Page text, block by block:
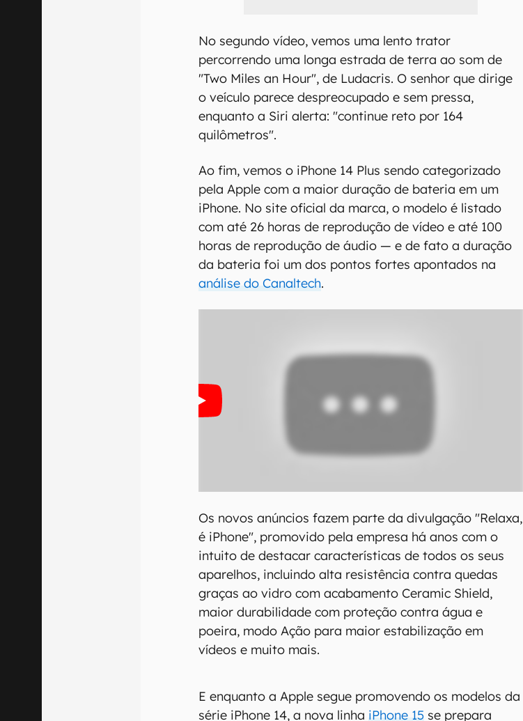
No segundo vídeo, vemos uma lento trator
percorrendo uma longa estrada de terra ao som de
"Two Miles an Hour", de Ludacris. O senhor que dirige
o veículo parece despreocupado e sem pressa,
enquanto a Siri alerta: "continue reto por 164
quilômetros".
Ao fim, vemos o iPhone 14 Plus sendo categorizado
pela Apple com a maior duração de bateria em um
iPhone. No site oficial da marca, o modelo é listado
com até 26 horas de reprodução de vídeo e até 100
horas de reprodução de áudio — e de fato a duração
da bateria foi um dos pontos fortes apontados na
análise do Canaltech.
Os novos anúncios fazem parte da divulgação "Relaxa,
é iPhone", promovido pela empresa há anos com o
intuito de destacar características de todos os seus
aparelhos, incluindo alta resistência contra quedas
graças ao vidro com acabamento Ceramic Shield,
maior durabilidade com proteção contra água e
poeira, modo Ação para maior estabilização em
vídeos e muito mais.